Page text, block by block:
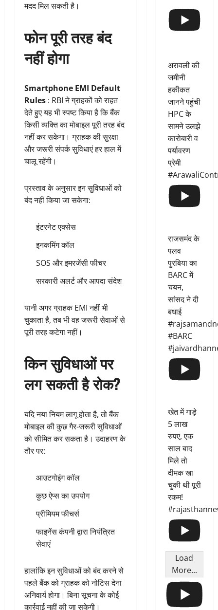
मदद मिल सकती है।
फोन पूरी तरह बंद
नहीं होगा
Smartphone EMI Default
Rules : RBI ने ग्राहकों को राहत
देते हुए यह भी स्पष्ट किया है कि बैंक
किसी व्यक्ति का मोबाइल पूरी तरह बंद
नहीं कर सकेगा। ग्राहक की सुरक्षा
और जरूरी संपर्क सुविधाएं हर हाल में
चालू रहेंगी।
प्रस्ताव के अनुसार इन सुविधाओं को
बंद नहीं किया जा सकेगा:
इंटरनेट एक्सेस
इनकमिंग कॉल
SOS और इमरजेंसी फीचर
सरकारी अलर्ट और आपदा संदेश
यानी अगर ग्राहक EMI नहीं भी
चुकाता है, तब भी वह जरूरी सेवाओं से
पूरी तरह कटेगा नहीं।
किन सुविधाओं पर
लग सकती है रोक?
यदि नया नियम लागू होता है, तो बैंक
मोबाइल की कुछ गैर-जरूरी सुविधाओं
को सीमित कर सकता है। उदाहरण के
तौर पर:
आउटगोइंग कॉल
कुछ ऐप्स का उपयोग
प्रीमियम फीचर्स
फाइनेंस कंपनी द्वारा नियंत्रित
सेवाएं
हालांकि इन सुविधाओं को बंद करने से
पहले बैंक को ग्राहक को नोटिस देना
अनिवार्य होगा। बिना सूचना के कोई
कार्रवाई नहीं की जा सकेगी।
अरावली की
जमीनी
हकीकत
जानने पहुंची
HPC के
सामने उलझे
कारोबारी व
पर्यावरण
प्रेमी
राजसमंद के
पलव
पुरबिया का
BARC में
चयन,
सांसद ने दी
बधाई
#BARC
खेत में गाड़े
5 लाख
रुपए, एक
साल बाद
मिले तो
दीमक खा
चुकी थी पूरी
रकम!
Load
More...